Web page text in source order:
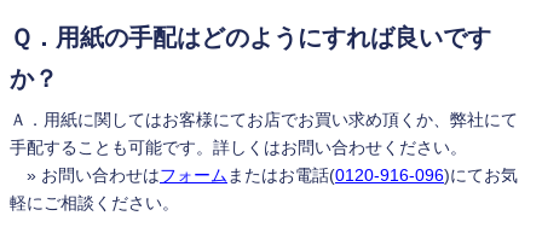
Ｑ．用紙の手配はどのようにすれば良いです
か？
Ａ．用紙に関してはお客様にてお店でお買い求め頂くか、弊社にて
手配することも可能です。詳しくはお問い合わせください。
» お問い合わせはフォーム またはお電話(0120-916-096)にてお気
軽にご相談ください。